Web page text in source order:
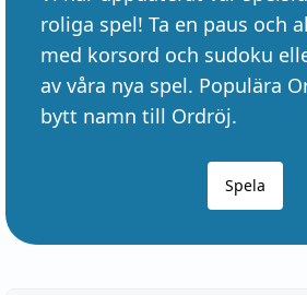
roliga spel! Ta en paus och
med korsord och sudoku
av våra nya spel. Populära
bytt namn till Ordröj.
Spela